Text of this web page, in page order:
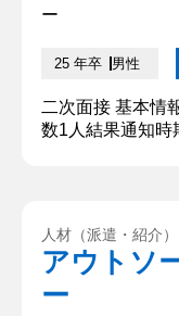
ー
25 年卒 男性
二次面接 基本情
数1人結果通知時
さい。 大学では
幅広い分野を学
室では、主に...
人材（派遣・紹介）
アウトソ
ー